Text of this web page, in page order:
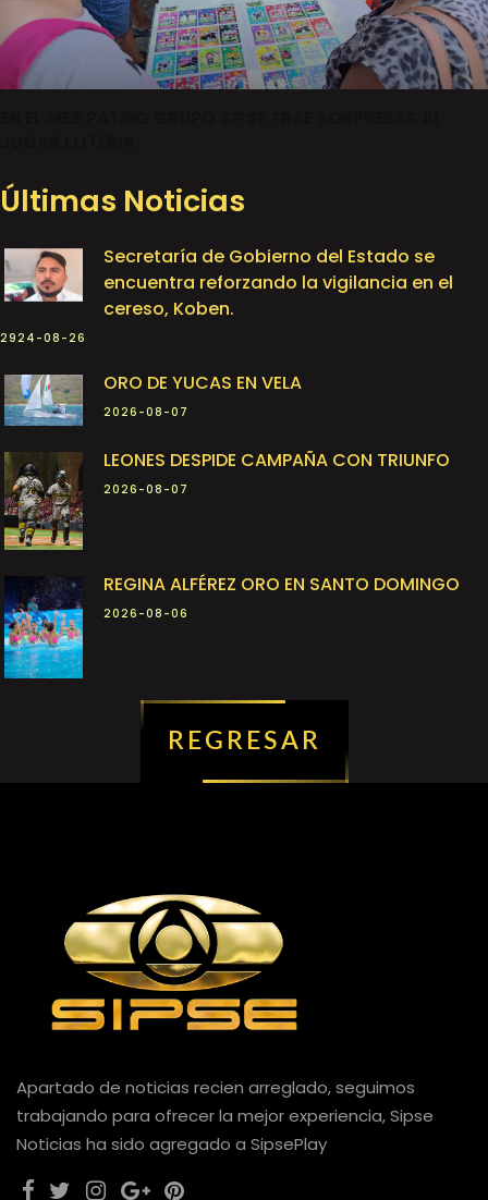
Últimas Noticias
Secretaría de Gobierno del Estado se
encuentra reforzando la vigilancia en el
cereso, Koben.
2924-08-26
ORO DE YUCAS EN VELA
2026-08-07
LEONES DESPIDE CAMPAÑA CON TRIUNFO
2026-08-07
REGINA ALFÉREZ ORO EN SANTO DOMINGO
2026-08-06
REGRESAR
Apartado de noticias recien arreglado, seguimos
trabajando para ofrecer la mejor experiencia, Sipse
Noticias ha sido agregado a SipsePlay